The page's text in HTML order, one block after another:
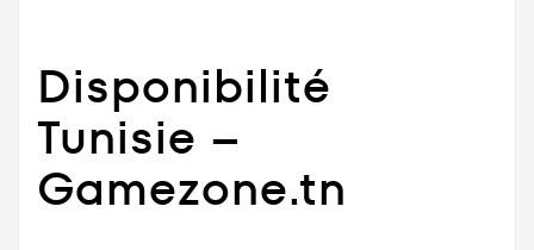
Disponibilité
Tunisie –
Gamezone.tn